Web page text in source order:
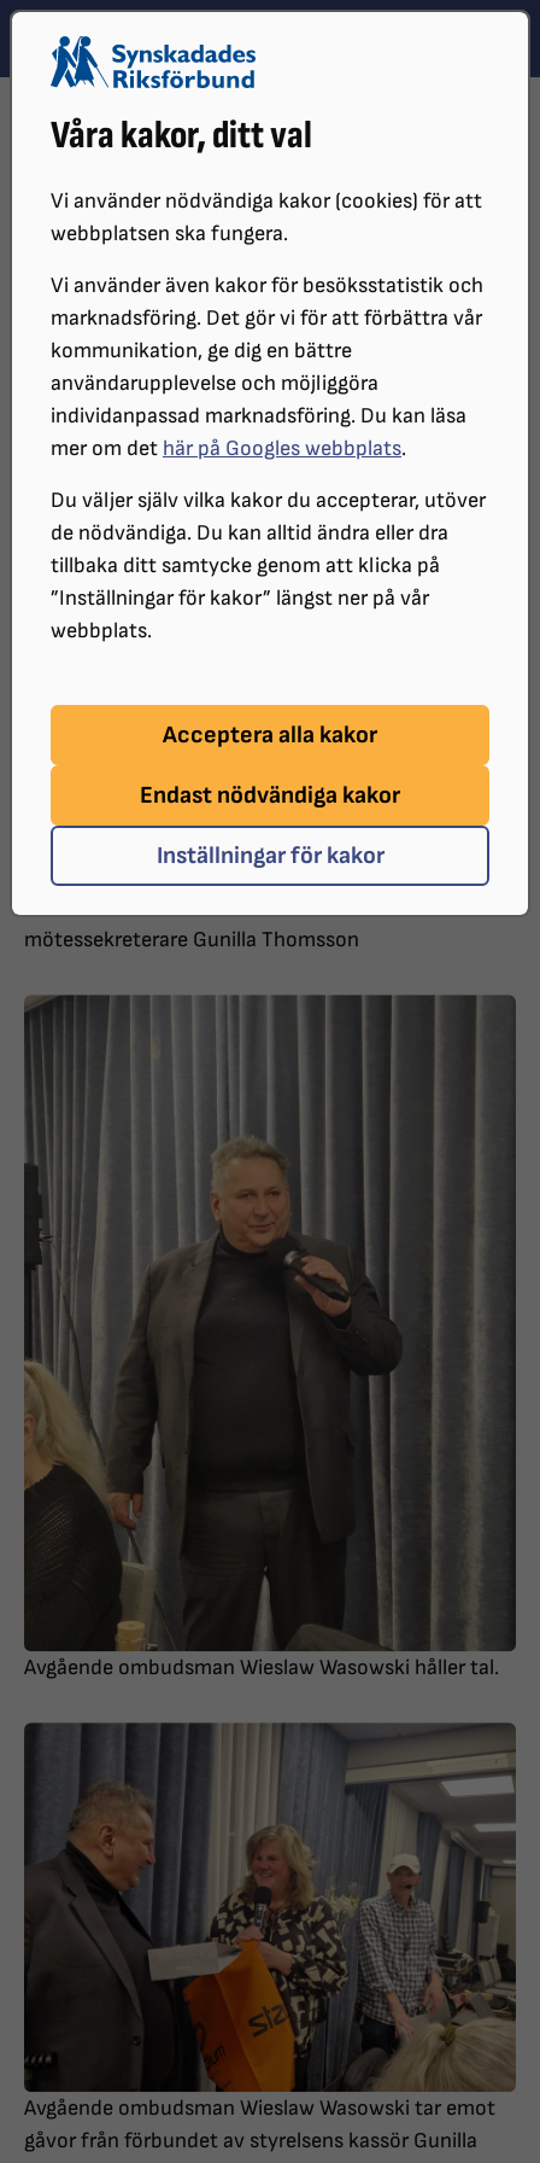
Våra kakor, ditt val
Vi använder nödvändiga kakor (cookies) för att
webbplatsen ska fungera.
Vi använder även kakor för besöksstatistik och
marknadsföring. Det gör vi för att förbättra vår
kommunikation, ge dig en bättre
användarupplevelse och möjliggöra
individanpassad marknadsföring. Du kan läsa
mer om det här på Googles webbplats.
Du väljer själv vilka kakor du accepterar, utöver
de nödvändiga. Du kan alltid ändra eller dra
tillbaka ditt samtycke genom att klicka på
”Inställningar för kakor” längst ner på vår
webbplats.
Acceptera alla kakor
Endast nödvändiga kakor
Inställningar för kakor
Hoppa till innehåll
Hoppa till hitta snabbt
DISTRIKT
SRF UPPSALA LÄN OM OSS
Halvårsmöte 2023 SRF Uppsala
län
Halvårsmöte med medlemsfest på Elite
Hotel Academia i Uppsala 18 november
2023.
mötessekreterare Gunilla Thomsson
Avgående ombudsman Wieslaw Wasowski håller tal.
Avgående ombudsman Wieslaw Wasowski tar emot
gåvor från förbundet av styrelsens kassör Gunilla